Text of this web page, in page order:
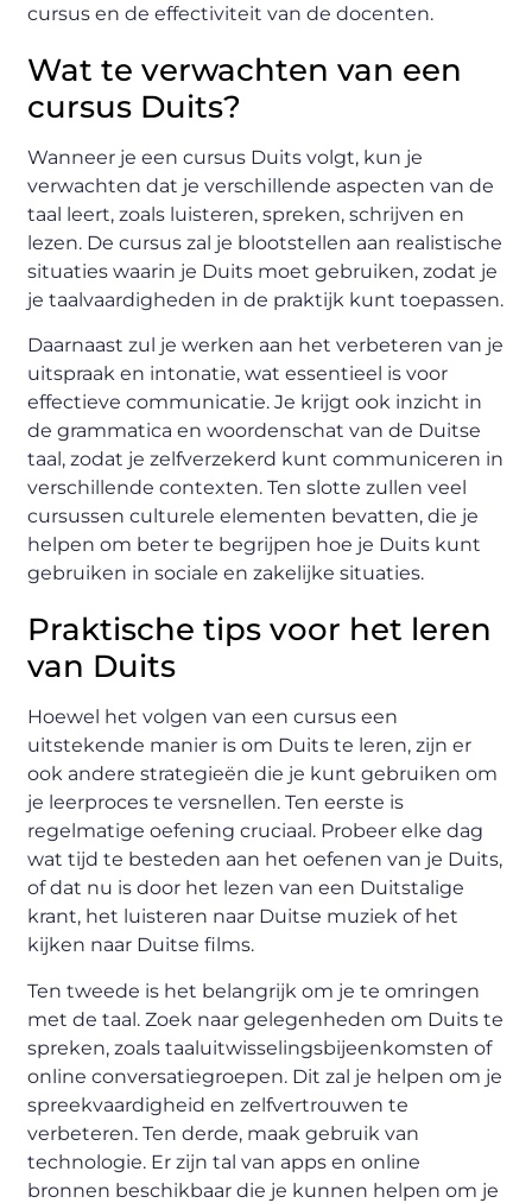
cursus en de effectiviteit van de docenten.
Wat te verwachten van een
cursus Duits?
Wanneer je een cursus Duits volgt, kun je
verwachten dat je verschillende aspecten van de
taal leert, zoals luisteren, spreken, schrijven en
lezen. De cursus zal je blootstellen aan realistische
situaties waarin je Duits moet gebruiken, zodat je
je taalvaardigheden in de praktijk kunt toepassen.
Daarnaast zul je werken aan het verbeteren van je
uitspraak en intonatie, wat essentieel is voor
effectieve communicatie. Je krijgt ook inzicht in
de grammatica en woordenschat van de Duitse
taal, zodat je zelfverzekerd kunt communiceren in
verschillende contexten. Ten slotte zullen veel
cursussen culturele elementen bevatten, die je
helpen om beter te begrijpen hoe je Duits kunt
gebruiken in sociale en zakelijke situaties.
Praktische tips voor het leren
van Duits
Hoewel het volgen van een cursus een
uitstekende manier is om Duits te leren, zijn er
ook andere strategieën die je kunt gebruiken om
je leerproces te versnellen. Ten eerste is
regelmatige oefening cruciaal. Probeer elke dag
wat tijd te besteden aan het oefenen van je Duits,
of dat nu is door het lezen van een Duitstalige
krant, het luisteren naar Duitse muziek of het
kijken naar Duitse films.
Ten tweede is het belangrijk om je te omringen
met de taal. Zoek naar gelegenheden om Duits te
spreken, zoals taaluitwisselingsbijeenkomsten of
online conversatiegroepen. Dit zal je helpen om je
spreekvaardigheid en zelfvertrouwen te
verbeteren. Ten derde, maak gebruik van
technologie. Er zijn tal van apps en online
bronnen beschikbaar die je kunnen helpen om je